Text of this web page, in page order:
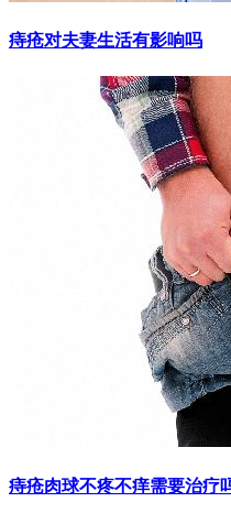
痔疮对夫妻生活有影响吗
痔疮肉球不疼不痒需要治疗